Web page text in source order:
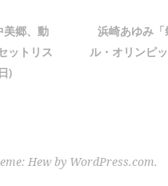
美郷、動
ットリス
)
浜崎あゆみ
ル・オリンピ
Hew by WordPress.com.